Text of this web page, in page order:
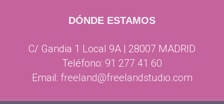
DÓNDE ESTAMOS
C/ Gandia 1 Local 9A | 28007 MADRID
Teléfono: 91 277 41 60
Email: freeland@freelandstudio.com